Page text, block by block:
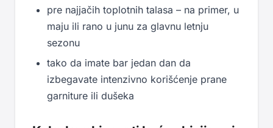
pre najjačih toplotnih talasa – na primer, u
maju ili rano u junu za glavnu letnju
sezonu
tako da imate bar jedan dan da
izbegavate intenzivno korišćenje prane
garniture ili dušeka